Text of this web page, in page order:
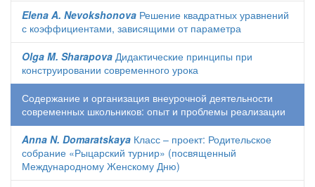
Elena A. Nevokshonova Решение квадратных уравнений
с коэффициентами, зависящими от параметра
Olga M. Sharapova Дидактические принципы при
конструировании современного урока
Содержание и организация внеурочной деятельности
современных школьников: опыт и проблемы реализации
Anna N. Domaratskaya Класс – проект: Родительское
собрание «Рыцарский турнир» (посвященный
Международному Женскому Дню)